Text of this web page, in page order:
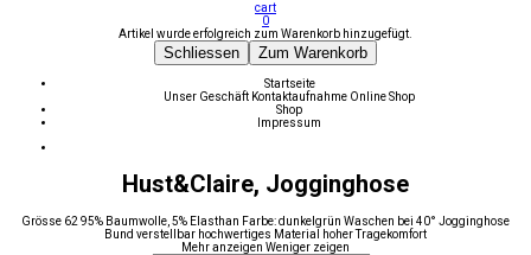
cart
0
Artikel wurde erfolgreich zum Warenkorb hinzugefügt.
Schliessen Zum Warenkorb
Startseite
Unser Geschäft Kontaktaufnahme Online Shop
Shop
Impressum
Hust&Claire, Jogginghose
Grösse 62 95% Baumwolle, 5% Elasthan Farbe: dunkelgrün Waschen bei 40° Jogginghose
Bund verstellbar hochwertiges Material hoher Tragekomfort
Mehr anzeigen Weniger zeigen